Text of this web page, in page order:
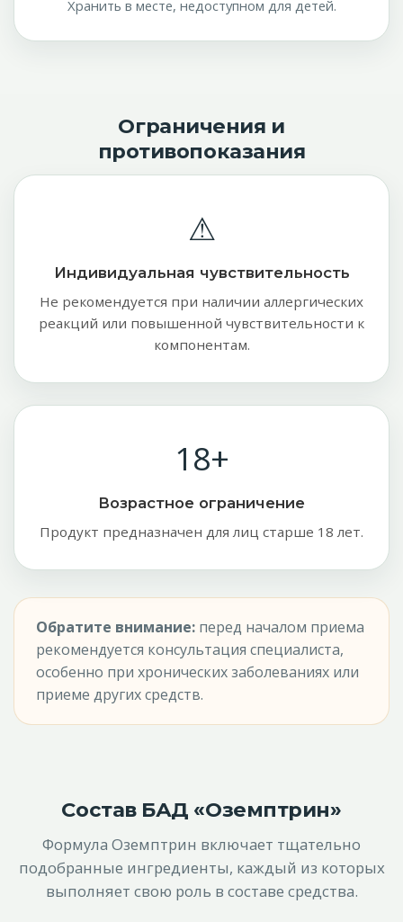
Хранить в месте, недоступном для детей.
Ограничения и
противопоказания
⚠
Индивидуальная чувствительность
Не рекомендуется при наличии аллергических
реакций или повышенной чувствительности к
компонентам.
18+
Возрастное ограничение
Продукт предназначен для лиц старше 18 лет.
Обратите внимание: перед началом приема
рекомендуется консультация специалиста,
особенно при хронических заболеваниях или
приеме других средств.
Состав БАД «Оземптрин»
Формула Оземптрин включает тщательно
подобранные ингредиенты, каждый из которых
выполняет свою роль в составе средства.